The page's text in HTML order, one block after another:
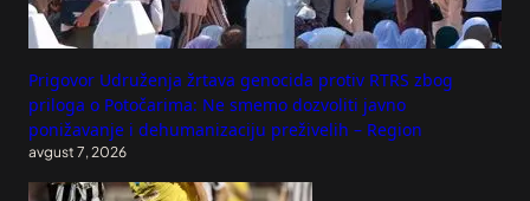
Prigovor Udruženja žrtava genocida protiv RTRS zbog
priloga o Potočarima: Ne smemo dozvoliti javno
ponižavanje i dehumanizaciju preživelih – Region
avgust 7, 2026